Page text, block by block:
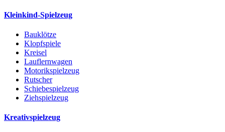
Kleinkind-Spielzeug
Bauklötze
Klopfspiele
Kreisel
Lauflernwagen
Motorikspielzeug
Rutscher
Schiebespielzeug
Ziehspielzeug
Kreativspielzeug